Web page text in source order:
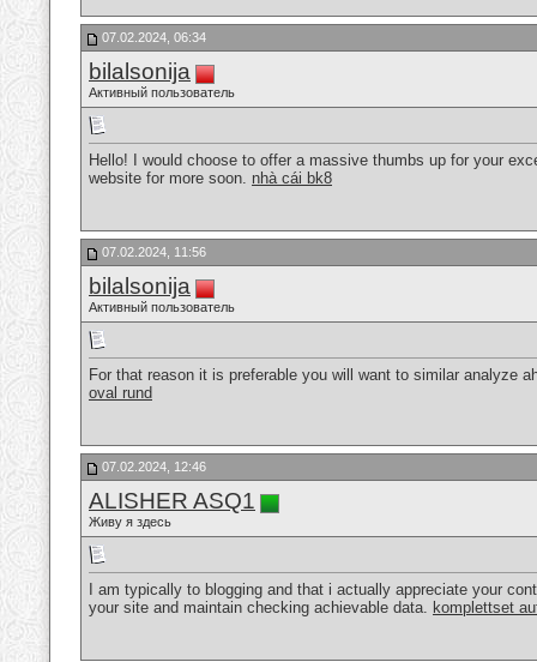
07.02.2024, 06:34
bilalsonija
Активный пользователь
Hello! I would choose to offer a massive thumbs up for your
website for more soon. nhà cái bk8
07.02.2024, 11:56
bilalsonija
Активный пользователь
For that reason it is preferable you will want to similar analyze
oval rund
07.02.2024, 12:46
ALISHER ASQ1
Живу я здесь
I am typically to blogging and that i actually appreciate your
your site and maintain checking achievable data. komplettset